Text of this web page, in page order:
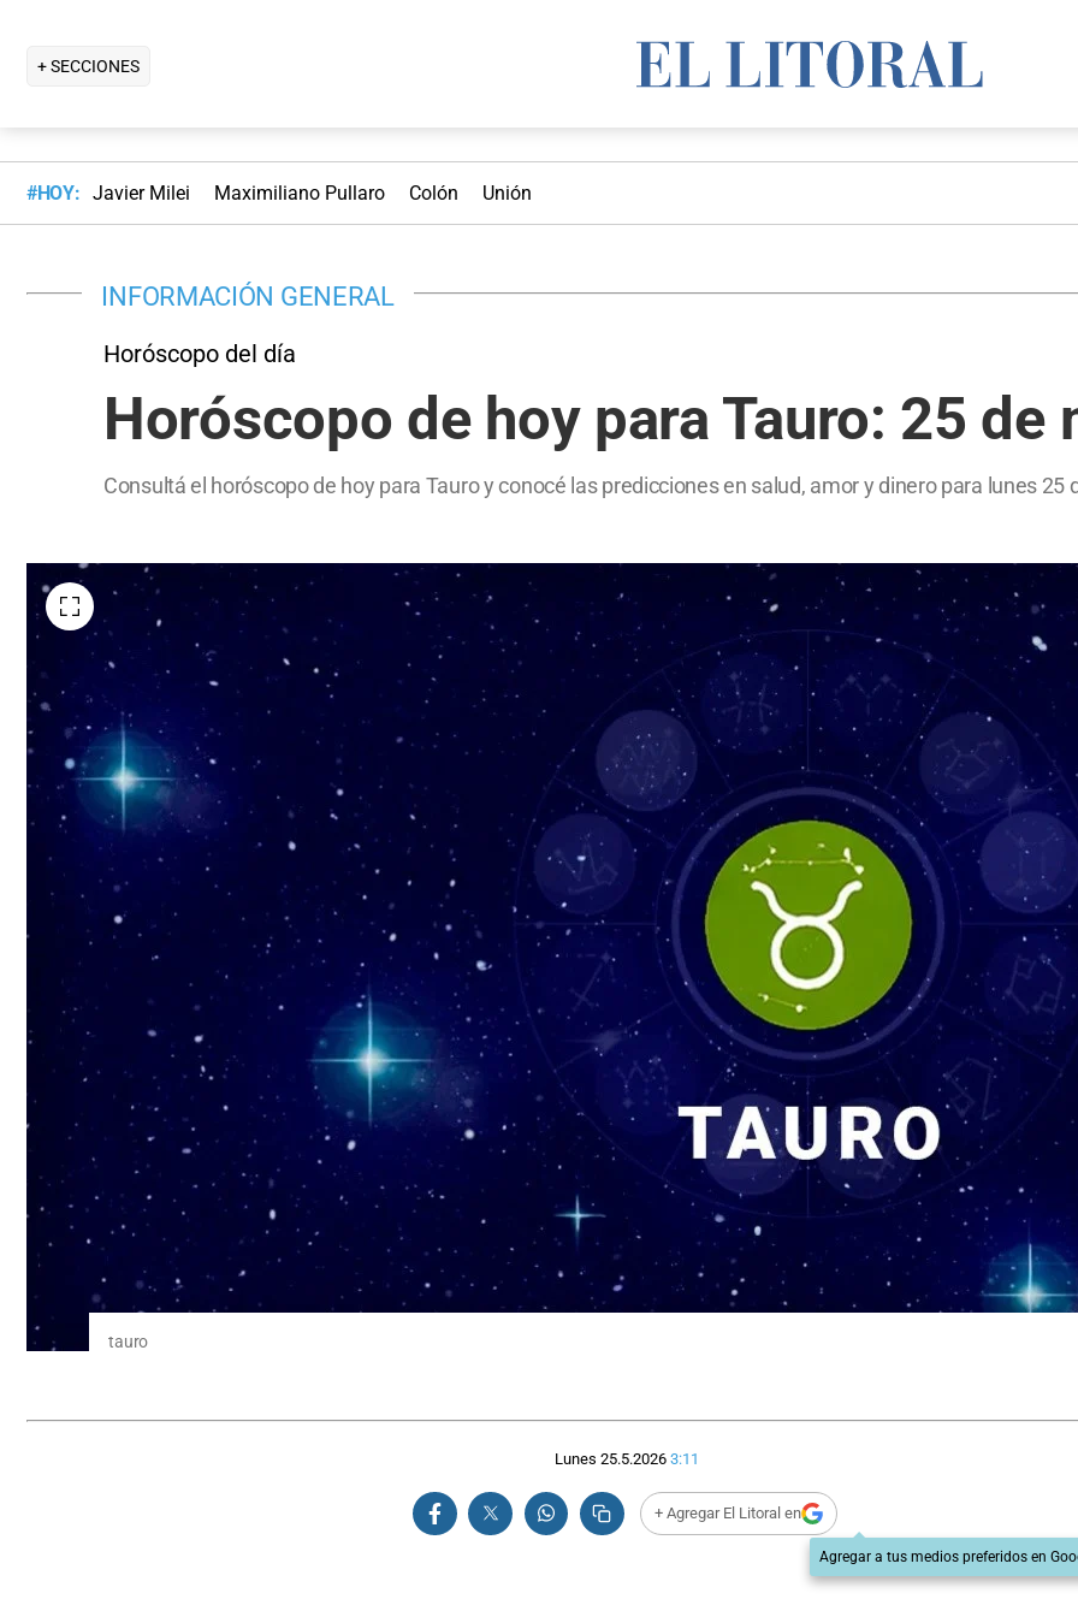
+ SECCIONES
#HOY: Javier Milei Maximiliano Pullaro Colón Unión
INFORMACIÓN GENERAL
Horóscopo del día
Horóscopo de hoy para Tauro: 25 de
Consultá el horóscopo de hoy para Tauro y conocé las predicciones en salud, amor y dinero para lunes 25
tauro
Lunes 25.5.2026 3:11
+ Agregar El Litoral en
Agregar a tus medios preferidos en